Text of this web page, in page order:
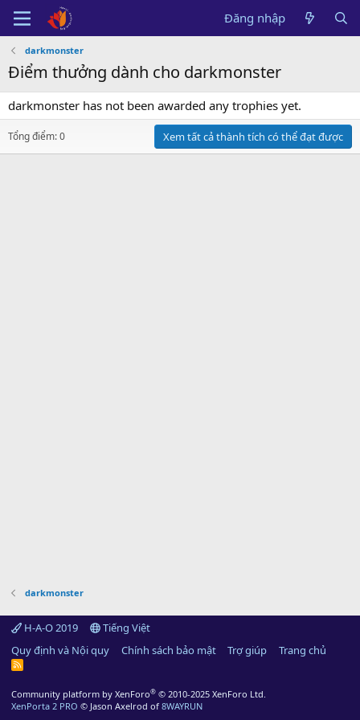
Đăng nhập
darkmonster
Điểm thưởng dành cho darkmonster
darkmonster has not been awarded any trophies yet.
Tổng điểm: 0 Xem tất cả thành tích có thể đạt được
darkmonster
H-A-O 2019
Tiếng Việt
Quy định và Nội quy
Chính sách bảo mật Trợ giúp Trang chủ
R
Community platform by XenForo® © 2010-2025 XenForo Ltd.
XenPorta 2 PRO © Jason Axelrod of 8WAYRUN